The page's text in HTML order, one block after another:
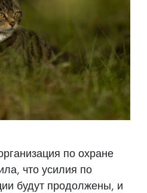
по охране
что усилия по
будут продолжены, и